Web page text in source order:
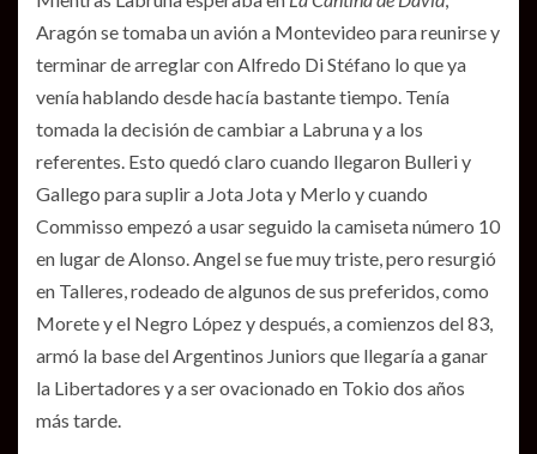
Aragón se tomaba un avión a Montevideo para reunirse y
terminar de arreglar con Alfredo Di Stéfano lo que ya
venía hablando desde hacía bastante tiempo. Tenía
tomada la decisión de cambiar a Labruna y a los
referentes. Esto quedó claro cuando llegaron Bulleri y
Gallego para suplir a Jota Jota y Merlo y cuando
Commisso empezó a usar seguido la camiseta número 10
en lugar de Alonso. Angel se fue muy triste, pero resurgió
en Talleres, rodeado de algunos de sus preferidos, como
Morete y el Negro López y después, a comienzos del 83,
armó la base del Argentinos Juniors que llegaría a ganar
la Libertadores y a ser ovacionado en Tokio dos años
más tarde.